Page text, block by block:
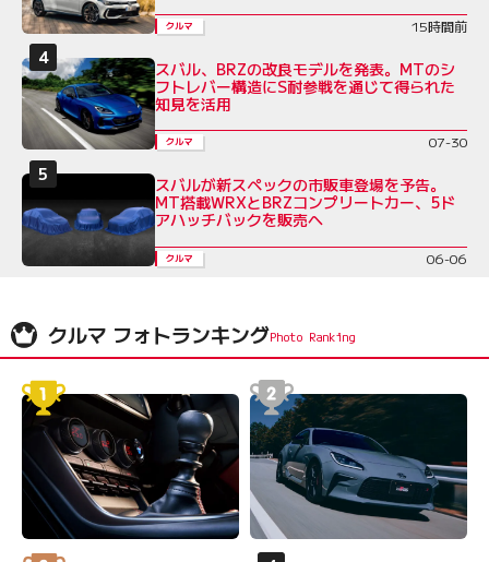
クルマ 15時間前
スバル、BRZの改良モデルを発表。MTのシ
フトレバー構造にS耐参戦を通じて得られた
知見を活用
クルマ 07-30
スバルが新スペックの市販車登場を予告。
MT搭載WRXとBRZコンプリートカー、5ド
アハッチバックを販売へ
クルマ 06-06
クルマ フォトランキング